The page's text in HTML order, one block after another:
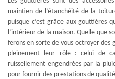
maintien de l’étanchéité de la
puisque c’est grâce aux gouttières
l’intérieur de la maison. Quelle que
ferons en sorte de vous octroyer des
pleinement leur rôle : celui de
ruissellement engendrées par la
pour fournir des prestations de